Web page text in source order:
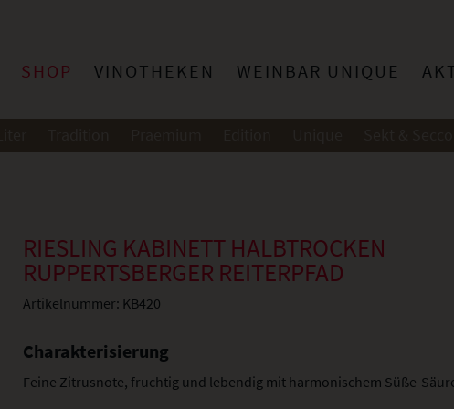
SHOP VINOTHEKEN WEINBAR UNIQUE
RIESLING KABINETT HALBTROCKEN
RUPPERTSBERGER REITERPFAD
Artikelnummer: KB420
Charakterisierung
Feine Zitrusnote, fruchtig und lebendig mit harmonischem Süße-